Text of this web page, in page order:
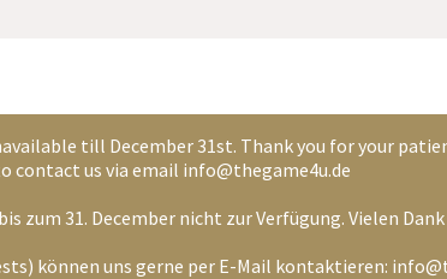
till December 31st. Thank you for your
contact us via email info@thegame4u.de
zum 31. December nicht zur Verfügung. Vielen
können uns gerne per E-Mail kontaktieren: